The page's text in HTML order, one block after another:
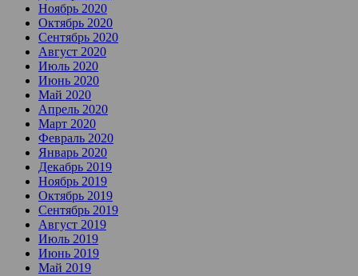
Ноябрь 2020
Октябрь 2020
Сентябрь 2020
Август 2020
Июль 2020
Июнь 2020
Май 2020
Апрель 2020
Март 2020
Февраль 2020
Январь 2020
Декабрь 2019
Ноябрь 2019
Октябрь 2019
Сентябрь 2019
Август 2019
Июль 2019
Июнь 2019
Май 2019